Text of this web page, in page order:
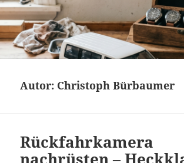
cartastrophy.at
Autor: Christoph Bürbaumer
Rückfahrkamera